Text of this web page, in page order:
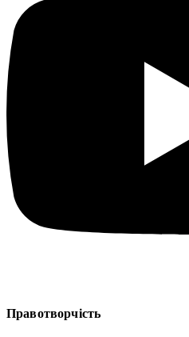
Правотворчість